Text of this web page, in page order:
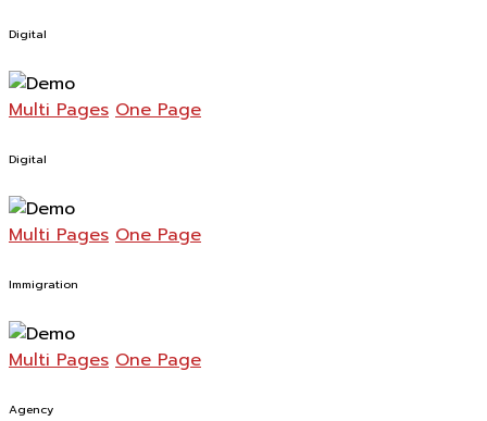
Digital
Multi Pages One Page
Digital
Multi Pages One Page
Immigration
Multi Pages One Page
Agency